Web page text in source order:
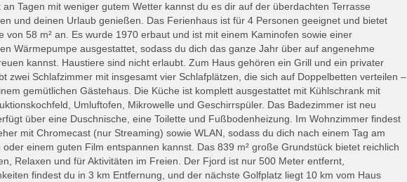
Tagen mit weniger gutem Wetter kannst du es dir auf der überdachten Terrasse
und deinen Urlaub genießen. Das Ferienhaus ist für 4 Personen geeignet und bietet
von 58 m² an. Es wurde 1970 erbaut und ist mit einem Kaminofen sowie einer
Wärmepumpe ausgestattet, sodass du dich das ganze Jahr über auf angenehme
kannst. Haustiere sind nicht erlaubt. Zum Haus gehören ein Grill und ein privater
zwei Schlafzimmer mit insgesamt vier Schlafplätzen, die sich auf Doppelbetten verteilen –
gemütlichen Gästehaus. Die Küche ist komplett ausgestattet mit Kühlschrank mit
Umluftofen, Mikrowelle und Geschirrspüler. Das Badezimmer ist neu
über eine Duschnische, eine Toilette und Fußbodenheizung. Im Wohnzimmer findest
mit Chromecast (nur Streaming) sowie WLAN, sodass du dich nach einem Tag am
oder einem guten Film entspannen kannst. Das 839 m² große Grundstück bietet reichlich
Relaxen und für Aktivitäten im Freien. Der Fjord ist nur 500 Meter entfernt,
findest du in 3 km Entfernung, und der nächste Golfplatz liegt 10 km vom Haus